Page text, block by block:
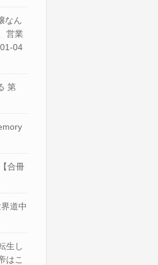
なん
営業
04
第
合冊
道中
生し
はこ